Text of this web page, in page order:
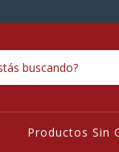
Productos Sin